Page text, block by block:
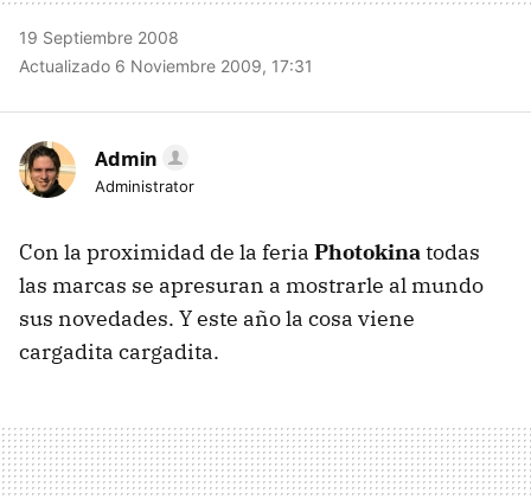
19 Septiembre 2008
Actualizado 6 Noviembre 2009, 17:31
Admin
Administrator
Con la proximidad de la feria Photokina todas
las marcas se apresuran a mostrarle al mundo
sus novedades. Y este año la cosa viene
cargadita cargadita.